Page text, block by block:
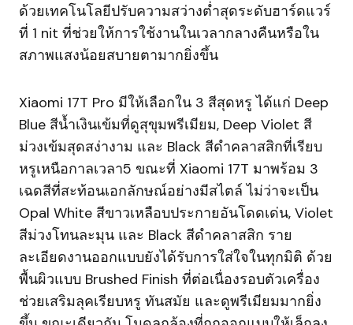
ด้วยเทคโนโลยีปรับความสว่างต่ำสุดระดับฮาร์ดแวร์
ที่ 1 nit ที่ช่วยให้การใช้งานในเวลากลางคืนหรือใน
สภาพแสงน้อยสบายตามากยิ่งขึ้น
Xiaomi 17T Pro มีให้เลือกใน 3 สีสุดหรู ได้แก่ Deep
Blue สีน้ำเงินเข้มที่ดูสุขุมพรีเมียม, Deep Violet สี
ม่วงเข้มสุดสง่างาม และ Black สีดำคลาสสิกที่เรียบ
หรูเหนือกาลเวลา5 ขณะที่ Xiaomi 17T มาพร้อม 3
เฉดสีที่สะท้อนเอกลักษณ์อย่างมีสไตล์ ไม่ว่าจะเป็น
Opal White สีขาวเหลือบประกายอันโดดเด่น, Violet
สีม่วงโทนละมุน และ Black สีดำคลาสสิก ราย
ละเอียดงานออกแบบยังได้รับการใส่ใจในทุกมิติ ด้วย
พื้นผิวแบบ Brushed Finish ที่ต่อเนื่องรอบตัวเครื่อง
ช่วยเสริมลุคเรียบหรู ทันสมัย และดูพรีเมียมมากยิ่ง